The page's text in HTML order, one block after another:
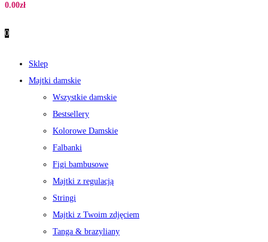
0.00zł
0
Sklep
Majtki damskie
Wszystkie damskie
Bestsellery
Kolorowe Damskie
Falbanki
Figi bambusowe
Majtki z regulacją
Stringi
Majtki z Twoim zdjęciem
Tanga & brazyliany